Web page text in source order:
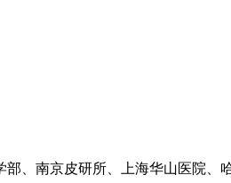
、南京皮研所、上海华山医院、